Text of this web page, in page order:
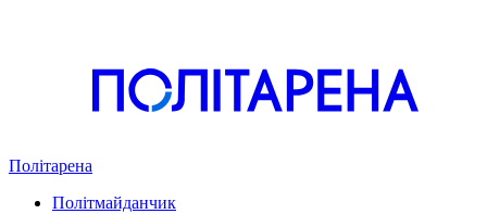
Політарена
Політмайданчик